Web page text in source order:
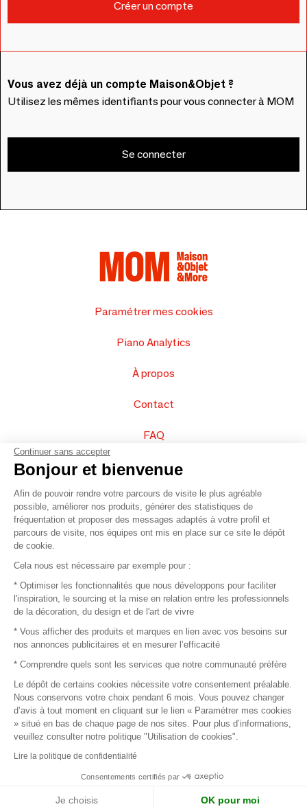
Vous avez déjà un compte Maison&Objet ?
Utilisez les mêmes identifiants pour vous connecter à MOM
Se connecter
Paramétrer mes cookies
Piano Analytics
À propos
Contact
FAQ
Vendez vos produits
Plan du site
© 2016 –Organisation SAFI
Recrutement
Mentions légales
Conditions commerciales
Piano Analytics
Continuer sans accepter
Bonjour et bienvenue
Afin de pouvoir rendre votre parcours de visite le plus agréable
possible, améliorer nos produits, générer des statistiques de
fréquentation et proposer des messages adaptés à votre profil et
parcours de visite, nos équipes ont mis en place sur ce site le dépôt
de cookie.
Cela nous est nécessaire par exemple pour :
* Optimiser les fonctionnalités que nous développons pour faciliter
l'inspiration, le sourcing et la mise en relation entre les professionnels
de la décoration, du design et de l'art de vivre
* Vous afficher des produits et marques en lien avec vos besoins sur
nos annonces publicitaires et en mesurer l’efficacité
* Comprendre quels sont les services que notre communauté préfère
Le dépôt de certains cookies nécessite votre consentement préalable.
Nous conservons votre choix pendant 6 mois. Vous pouvez changer
d’avis à tout moment en cliquant sur le lien « Paramétrer mes cookies
» situé en bas de chaque page de nos sites. Pour plus d’informations,
veuillez consulter notre politique "Utilisation de cookies".
Lire la politique de confidentialité
Consentements certifiés par
Je choisis OK pour moi